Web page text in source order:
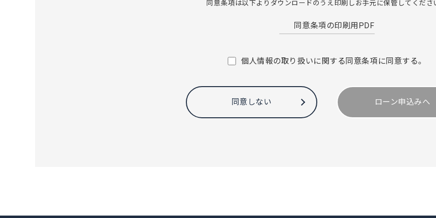
公共債・投信販売業務、保険販売業務、金融商品仲介業務、信託業務、社債業務等
その他信用金庫が営むことができる業務およびこれらに付随する業務（今後取扱い
同意条項は以下よりダウンロードのうえ印刷し お手元に保管してくださ
同意条項の印刷用PDF
個人情報の取り扱いに関する 同意条項に同意する。
同意しない ローン申込みへ